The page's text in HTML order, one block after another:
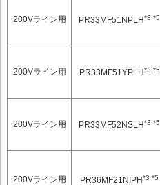
200Vライン用 PR33MF51NPLH*3 *5
200Vライン用 PR33MF51YPLH*3 *5
200Vライン用 PR33MF52NSLH*3 *5
200Vライン用 PR36MF21NIPH*3 *5